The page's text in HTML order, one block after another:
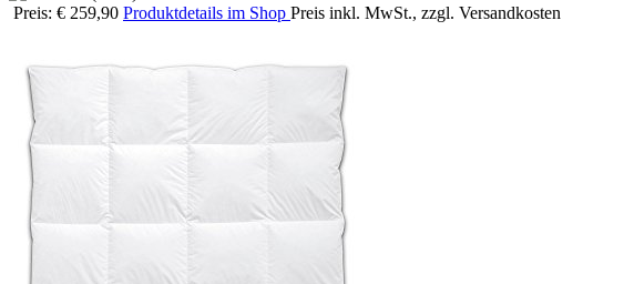
Preis: € 259,90 Produktdetails im Shop Preis inkl. MwSt., zzgl. Versandkosten